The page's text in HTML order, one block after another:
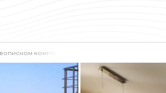
комплексе с современной архитектурой